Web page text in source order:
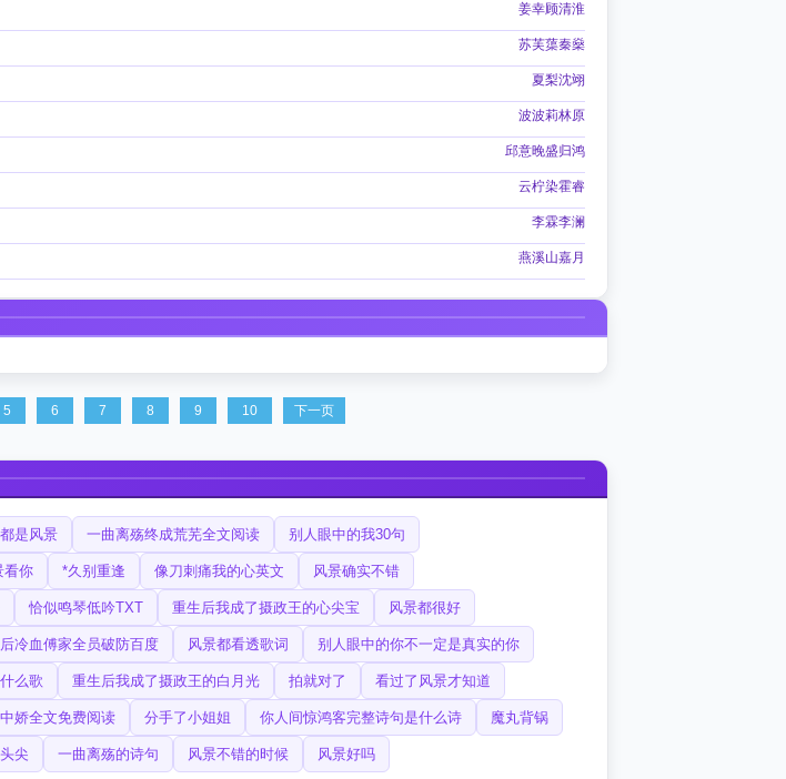
姜幸顾清淮
苏芙蕖秦燊
夏梨沈翊
波波莉林原
邱意晚盛归鸿
云柠染霍睿
李霖李澜
燕溪山嘉月
5 6 7 8 9 10 下一页
是风景 一曲离殇终成荒芜全文阅读 别人眼中的我30句
看你 *久别重逢 像刀刺痛我的心英文 风景确实不错
恰似鸣琴低吟TXT 重生后我成了摄政王的心尖宝 风景都很好
冷血傅家全员破防百度 风景都看透歌词 别人眼中的你不一定是真实的你
么歌 重生后我成了摄政王的白月光 拍就对了 看过了风景才知道
娇全文免费阅读 分手了小姐姐 你人间惊鸿客完整诗句是什么诗 魔丸背锅
尖 一曲离殇的诗句 风景不错的时候 风景好吗